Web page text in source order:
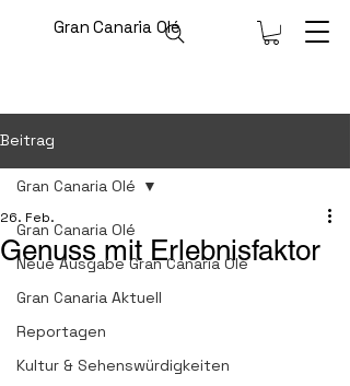
Gran Canaria Olé
Beitrag
Gran Canaria Olé
Neue Ausgabe Gran Canaria Olé
Gran Canaria Aktuell
Reportagen
Kultur & Sehenswürdigkeiten
Gran Canaria Olé
Genuss mit Erlebnisfaktor
26. Feb.